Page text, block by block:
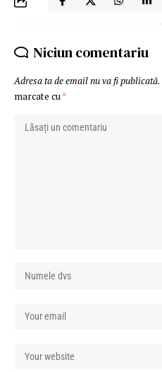
Niciun comentariu
Adresa ta de email nu va fi publicată.
marcate cu*